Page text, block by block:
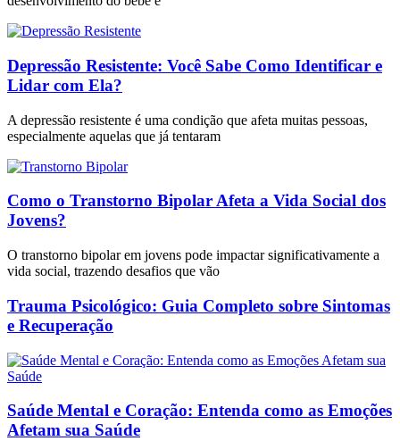
Depressão Resistente: Você Sabe Como Identificar e
Lidar com Ela?
A depressão resistente é uma condição que afeta muitas pessoas,
especialmente aquelas que já tentaram
Como o Transtorno Bipolar Afeta a Vida Social dos
Jovens?
O transtorno bipolar em jovens pode impactar significativamente a
vida social, trazendo desafios que vão
Trauma Psicológico: Guia Completo sobre Sintomas
e Recuperação
Saúde Mental e Coração: Entenda como as Emoções
Afetam sua Saúde